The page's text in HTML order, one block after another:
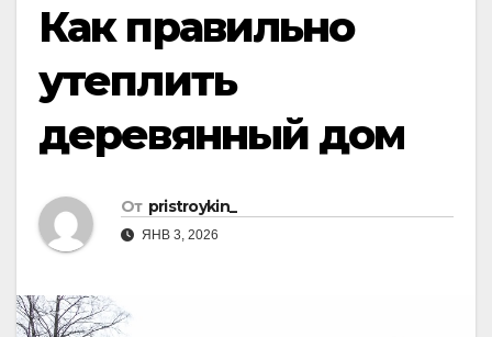
Как правильно
утеплить
деревянный дом
От pristroykin_
ЯНВ 3, 2026